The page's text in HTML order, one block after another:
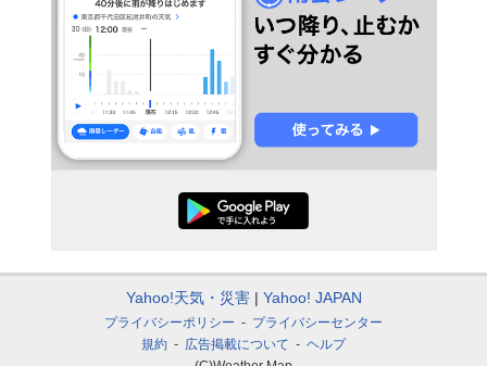
Yahoo!天気・災害 Yahoo! JAPAN
プライバシーポリシー
プライバシーセンター
規約
広告掲載について
ヘルプ